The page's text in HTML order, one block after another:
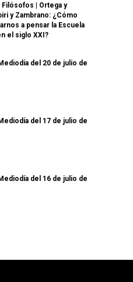
Filósofos | Ortega y
y Zambrano: ¿Cómo
a pensar la Escuela
el siglo XXI?
del 20 de julio de
del 17 de julio de
del 16 de julio de